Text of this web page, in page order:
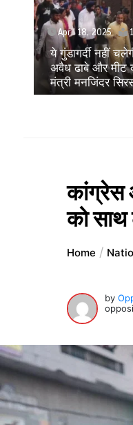
April 18, 2025
‘महिलाओं को बहुत
मुर्शिदाबाद हिंसा
बाद बोलीं NCW
कांग्रेस
को साथ
Home
by